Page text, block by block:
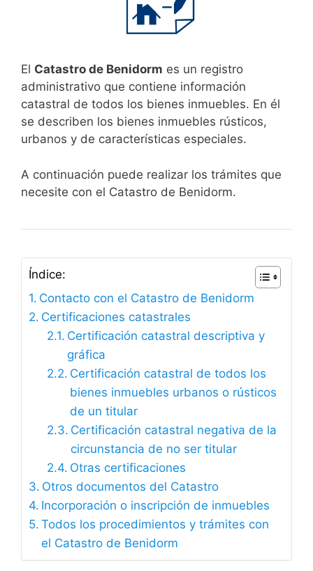
El Catastro de Benidorm es un registro
administrativo que contiene información
catastral de todos los bienes inmuebles. En él
se describen los bienes inmuebles rústicos,
urbanos y de características especiales.
A continuación puede realizar los trámites que
necesite con el Catastro de Benidorm.
Índice:
Contacto con el Catastro de Benidorm
Certificaciones catastrales
Certificación catastral descriptiva y
gráfica
Certificación catastral de todos los
bienes inmuebles urbanos o rústicos
de un titular
Certificación catastral negativa de la
circunstancia de no ser titular
Otras certificaciones
Otros documentos del Catastro
Incorporación o inscripción de inmuebles
Todos los procedimientos y trámites con
el Catastro de Benidorm